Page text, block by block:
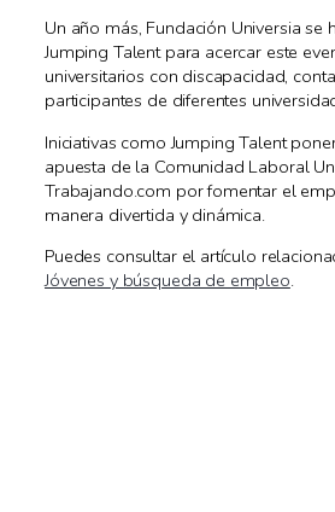
Un año más, Fundación Universia se
Jumping Talent para acercar este
universitarios con discapacidad,
participantes de diferentes
Iniciativas como Jumping Talent
apuesta de la Comunidad Laboral
Trabajando.com por fomentar el
manera divertida y dinámica.
Puedes consultar el artículo
Jóvenes y búsqueda de empleo.